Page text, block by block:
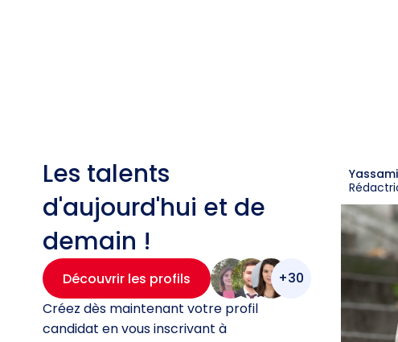
Les talents
d'aujourd'hui et de
demain !
Découvrir les profils
+30
Créez dès maintenant votre profil
candidat en vous inscrivant à